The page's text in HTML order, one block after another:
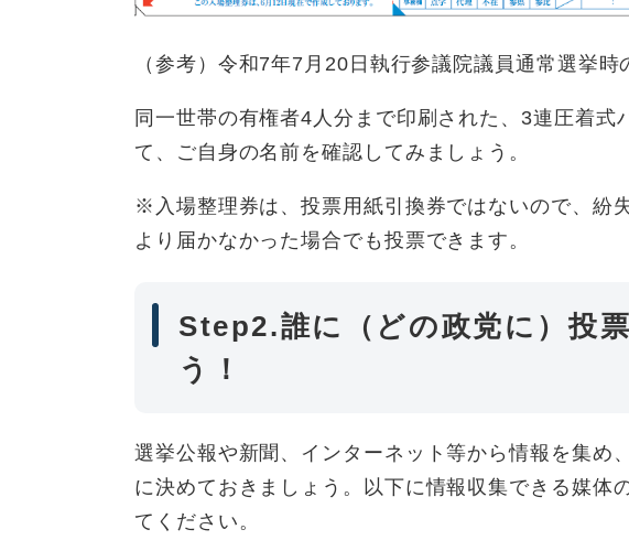
（参考）令和7年7月20日執行参議院議員通常選挙時
同一世帯の有権者4人分まで印刷された、3連圧着式
て、ご自身の名前を確認してみましょう。
※入場整理券は、投票用紙引換券ではないので、紛
より届かなかった場合でも投票できます。
Step2.誰に（どの政党に）投
う！
選挙公報や新聞、インターネット等から情報を集め
に決めておきましょう。以下に情報収集できる媒体
てください。